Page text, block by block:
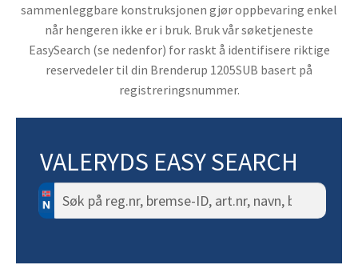
sammenleggbare konstruksjonen gjør oppbevaring enkel
når hengeren ikke er i bruk. Bruk vår søketjeneste
EasySearch (se nedenfor) for raskt å identifisere riktige
reservedeler til din Brenderup 1205SUB basert på
registreringsnummer.
VALERYDS EASY SEARCH
Søk
etter: